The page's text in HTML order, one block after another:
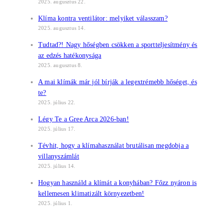
2025. augusztus 22.
Klíma kontra ventilátor: melyiket válasszam?
2025. augusztus 14.
Tudtad?! Nagy hőségben csökken a sportteljesítmény és
az edzés hatékonysága
2025. augusztus 8.
A mai klímák már jól bírják a legextrémebb hőséget, és
te?
2025. július 22.
Légy Te a Gree Arca 2026-ban!
2025. július 17.
Tévhit, hogy a klímahasználat brutálisan megdobja a
villanyszámlát
2025. július 14.
Hogyan használd a klímát a konyhában? Főzz nyáron is
kellemesen klimatizált környezetben!
2025. július 1.